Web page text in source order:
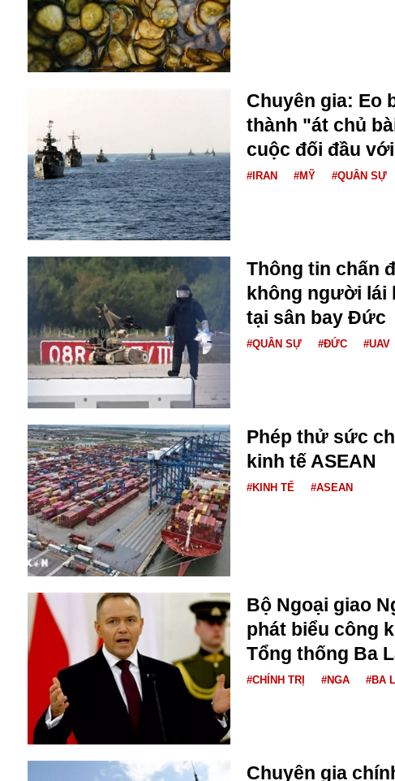
Biển Đông
Barrack Obama
Bắc Kinh
Buôn bán ở Nga
Bộ Y tế
Bão tuyết
Bệnh viện
Bản quyền
Bảo tàng
Blockchain
Bình Dương
Biển Đen
Boeing
Bình Định
Bulgaria
Biến chủng
Baikal
Bakhmut
Crimea
Chính trị
Công nghệ
Chuyện hay
Chuyện lạ
Casino
Chiến tranh thương mại
Chi hội phụ nữ TTTM Mátxcơva
Chính trị Nga
Chợ Vòm
Cảnh sát
Cấm bay
Cao tốc
Canada
Chuyên gia: Eo
thành "át chủ
cuộc đối đầu
#IRAN #MỸ #QUÂN SỰ
Thông tin chấn
không người lái
tại sân bay Đức
#QUÂN SỰ #ĐỨC #UAV
Phép thử sức
kinh tế ASEAN
#KINH TẾ #ASEAN
Bộ Ngoại giao
phát biểu công
Tổng thống Ba
#CHÍNH TRỊ #NGA #BA
Chuyên gia